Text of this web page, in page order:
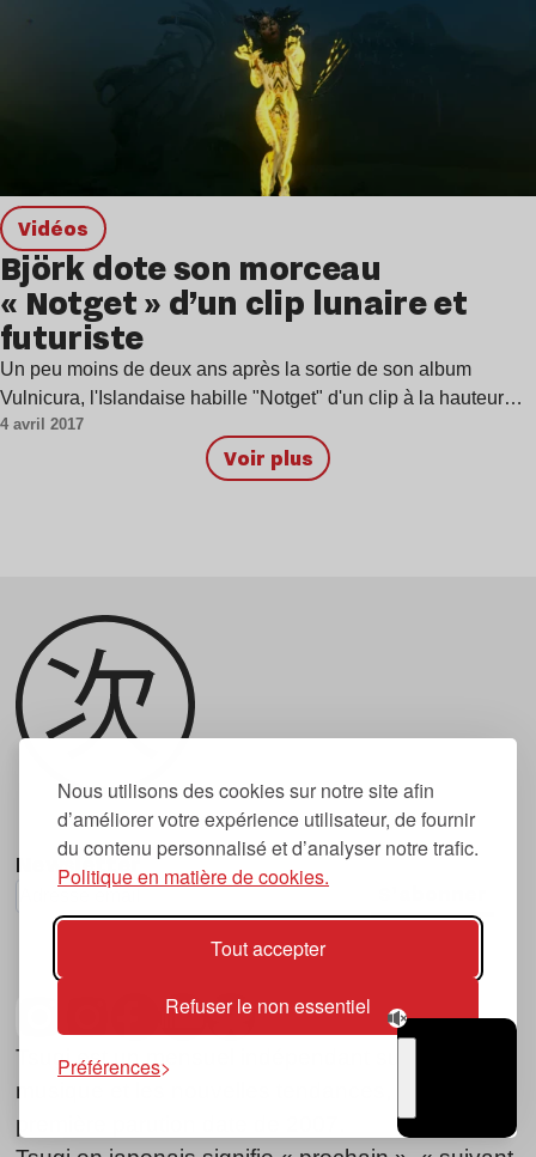
Nous utilisons des cookies sur notre site afin
d’améliorer votre expérience utilisateur, de fournir
du contenu personnalisé et d’analyser notre trafic.
Politique en matière de cookies.
Tout accepter
Refuser le non essentiel
Préférences
Vidéos
Björk dote son morceau
« Notget » d’un clip lunaire et
futuriste
Un peu moins de deux ans après la sortie de son album
Vulnicura, l'Islandaise habille "Notget" d'un clip à la hauteur…
4 avril 2017
Voir plus
Newsletter
Tsugi est un mensuel indépendant sur la
musique et les nouvelles tendances, dont la
première parution date de 2007.